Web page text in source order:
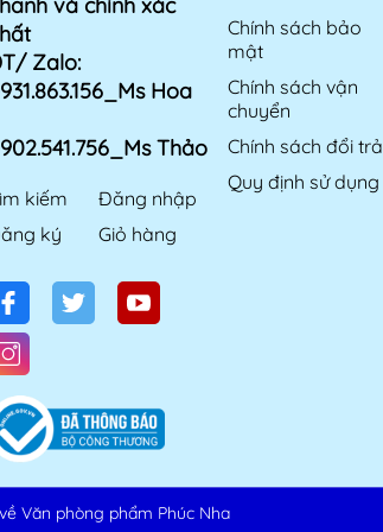
và chính xác
Zalo:
Hoa
Thảo
kiếm
Đăng nhập
ký
Giỏ hàng
Chính sách bảo
mật
Chính sách vận
chuyển
Chính sách đổi trả
Quy định sử dụng
Văn phòng phẩm Phúc Nha